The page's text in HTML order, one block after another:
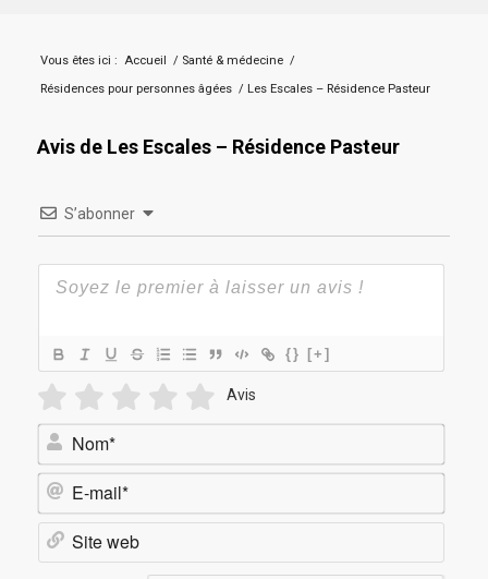
Vous êtes ici : Accueil / Santé & médecine /
Résidences pour personnes âgées / Les Escales – Résidence Pasteur
Avis de Les Escales – Résidence Pasteur
S’abonner
{} [+]
Avis
Nom*
E-